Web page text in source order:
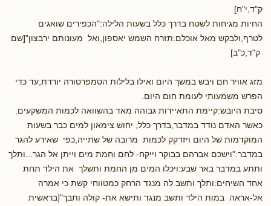
ק"ד,י"ח]
החיות מגיחות לשטח בדרך כלל בשעות הלילה:"הכפירים שואגים
לטרף,ולבקש מאל אוכלם:תזרח השמש יאספון,ואל מעונותם ירבצון"[שם
ק"ד,כ"ב]
מזג אוויר חם ויבש במשך היום ואילו בלילות הטמפרטורה יורדת,עד כדי
הפרש משמעותי לעומת חום היום.
סיבת היובש:קיימת התאיידות גבוהה מאד בהשוואה לכמות המשקעים.
כאשר האדם נודד במדבר,בדרך כלל, יחוש צימאון למים כבר בשעות
המוקדמות של היום ויזדקק לכמות מרובה של שתייה,כפי שאירע להגר
במדבר:"וישכם אברהם בבוקר וייקח- לחם וחמת מים וייתן אל הגר...ותלך
ותתע במדבר באר שבע:ויכלו המים מן החמת ותשלך את הילד תחת
אחד השיחים:ותלך ותשב לה מנגד הרחק כמטווחי קשת כי אמרה
אל-אראה במות הילד ותשב מנגד ותישא את- קולה ותבך"[בראשית